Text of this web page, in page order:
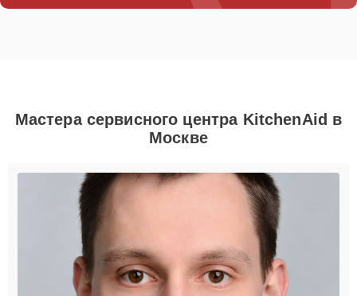
Мастера сервисного центра KitchenAid в
Москве